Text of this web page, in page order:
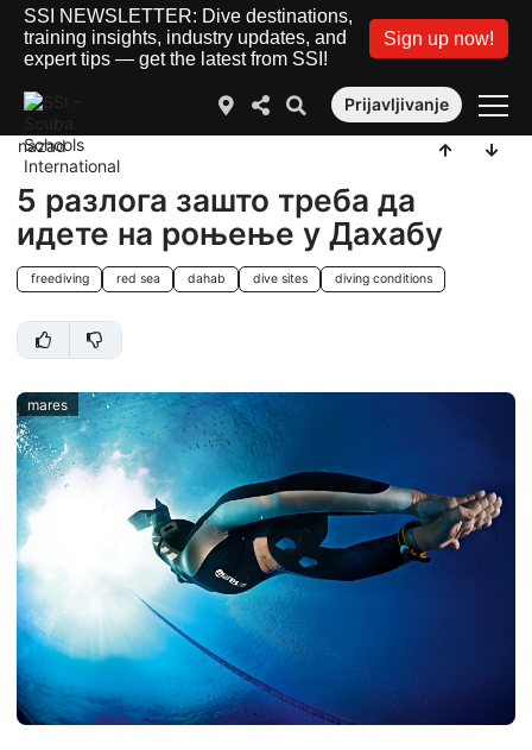
SSI NEWSLETTER: Dive destinations,
training insights, industry updates, and
expert tips — get the latest from SSI!
Sign up now!
Prijavljivanje
nazad
5 разлога зашто треба да
идете на роњење у Дахабу
freediving red sea dahab dive sites diving conditions
mares